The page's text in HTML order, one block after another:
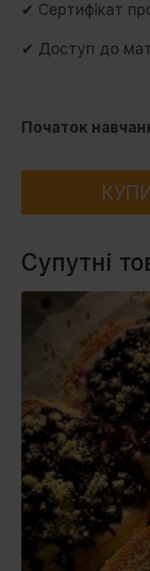
✔ Сертифікат
✔ Доступ до
Початок
Супутні